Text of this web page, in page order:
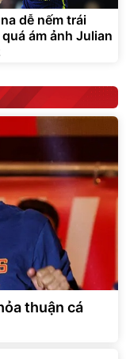
dễ nếm trái
ám ảnh Julian
thuận cá